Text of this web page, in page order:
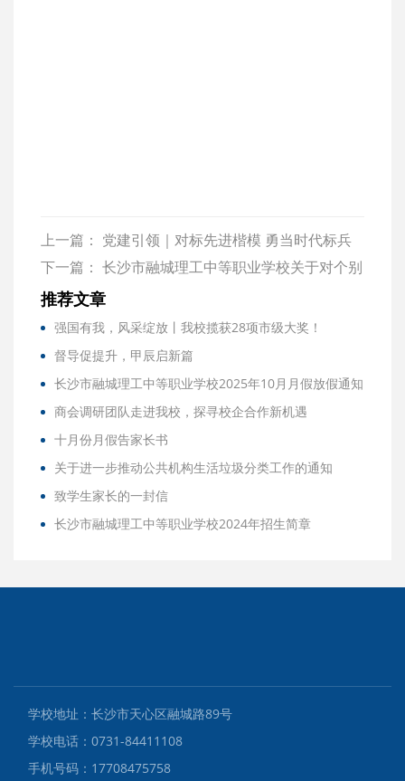
上一篇： 党建引领｜对标先进楷模 勇当时代标兵
——我校党支部举行5月份主题党日活动
下一篇： 长沙市融城理工中等职业学校关于对个别
机构或个人冒用我校名义发布虚假招生信息的严正
声明
推荐文章
强国有我，风采绽放丨我校揽获28项市级大奖！
督导促提升，甲辰启新篇
长沙市融城理工中等职业学校2025年10月月假放假通知
商会调研团队走进我校，探寻校企合作新机遇
十月份月假告家长书
关于进一步推动公共机构生活垃圾分类工作的通知
致学生家长的一封信
长沙市融城理工中等职业学校2024年招生简章
学校地址：长沙市天心区融城路89号
学校电话：0731-84411108
手机号码：17708475758